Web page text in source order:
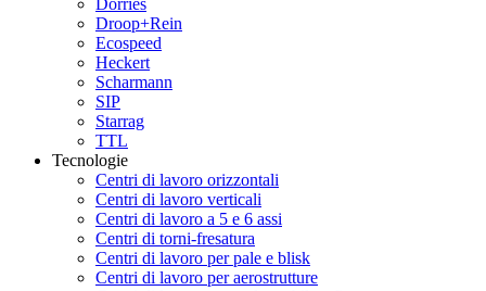
Dörries
Droop+Rein
Ecospeed
Heckert
Scharmann
SIP
Starrag
TTL
Tecnologie
Centri di lavoro orizzontali
Centri di lavoro verticali
Centri di lavoro a 5 e 6 assi
Centri di torni-fresatura
Centri di lavoro per pale e blisk
Centri di lavoro per aerostrutture